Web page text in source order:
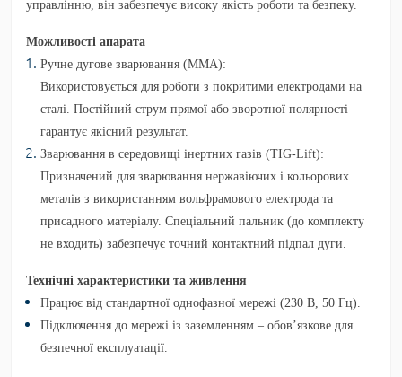
управлінню, він забезпечує високу якість роботи та безпеку.
Можливості апарата
Ручне дугове зварювання (MMA):
Використовується для роботи з покритими електродами на
сталі. Постійний струм прямої або зворотної полярності
гарантує якісний результат.
Зварювання в середовищі інертних газів (TIG-Lift):
Призначений для зварювання нержавіючих і кольорових
металів з використанням вольфрамового електрода та
присадного матеріалу. Спеціальний пальник (до комплекту
не входить) забезпечує точний контактний підпал дуги.
Технічні характеристики та живлення
Працює від стандартної однофазної мережі (230 В, 50 Гц).
Підключення до мережі із заземленням – обов’язкове для
безпечної експлуатації.